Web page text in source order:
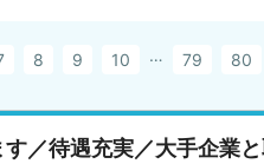
8 9 10 … 79 80
／待遇充実／大手企業と